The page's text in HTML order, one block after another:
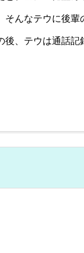
んなテウに後輩
後、テウは通話